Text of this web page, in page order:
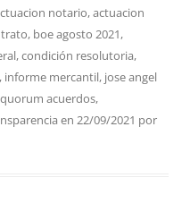
notario,actuacion
, boe agosto 2021,
,condición resolutoria,
, informe mercantil, jose angel
quorum acuerdos,
en 22/09/2021 por